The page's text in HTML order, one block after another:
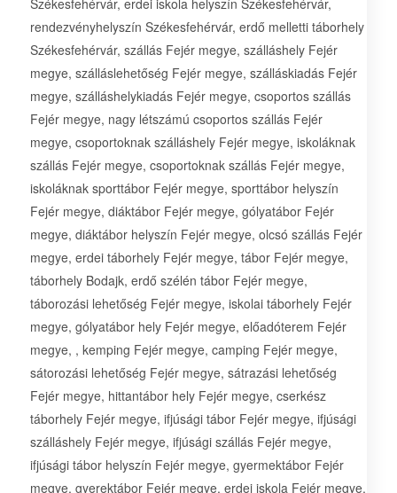
Székesfehérvár, erdei iskola helyszín Székesfehérvár,
rendezvényhelyszín Székesfehérvár, erdő melletti táborhely
Székesfehérvár, szállás Fejér megye, szálláshely Fejér
megye, szálláslehetőség Fejér megye, szálláskiadás Fejér
megye, szálláshelykiadás Fejér megye, csoportos szállás
Fejér megye, nagy létszámú csoportos szállás Fejér
megye, csoportoknak szálláshely Fejér megye, iskoláknak
szállás Fejér megye, csoportoknak szállás Fejér megye,
iskoláknak sporttábor Fejér megye, sporttábor helyszín
Fejér megye, diáktábor Fejér megye, gólyatábor Fejér
megye, diáktábor helyszín Fejér megye, olcsó szállás Fejér
megye, erdei táborhely Fejér megye, tábor Fejér megye,
táborhely Bodajk, erdő szélén tábor Fejér megye,
táborozási lehetőség Fejér megye, iskolai táborhely Fejér
megye, gólyatábor hely Fejér megye, előadóterem Fejér
megye, , kemping Fejér megye, camping Fejér megye,
sátorozási lehetőség Fejér megye, sátrazási lehetőség
Fejér megye, hittantábor hely Fejér megye, cserkész
táborhely Fejér megye, ifjúsági tábor Fejér megye, ifjúsági
szálláshely Fejér megye, ifjúsági szállás Fejér megye,
ifjúsági tábor helyszín Fejér megye, gyermektábor Fejér
megye, gyerektábor Fejér megye, erdei iskola Fejér megye,